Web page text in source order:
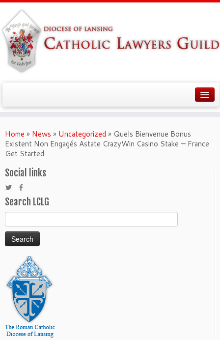
Home » News » Uncategorized » Quels Bienvenue Bonus
Existent Non Engagés Astate CrazyWin Casino Stake — France
Get Started
Social links
Search LCLG
Search
for: